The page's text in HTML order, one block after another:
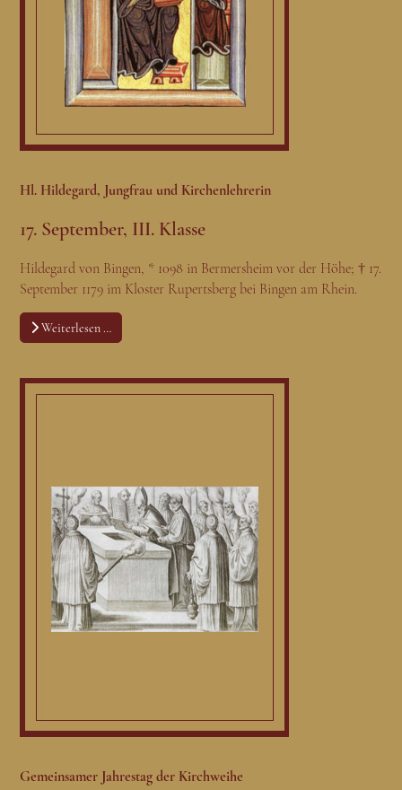
Hl. Hildegard, Jungfrau und Kirchenlehrerin
17. September, III. Klasse
Hildegard von Bingen, * 1098 in Bermersheim vor der Höhe; † 17.
September 1179 im Kloster Rupertsberg bei Bingen am Rhein.
Weiterlesen …
Gemeinsamer Jahrestag der Kirchweihe